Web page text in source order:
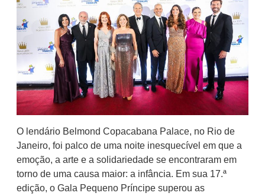
O lendário Belmond Copacabana Palace, no Rio de
Janeiro, foi palco de uma noite inesquecível em que a
emoção, a arte e a solidariedade se encontraram em
torno de uma causa maior: a infância. Em sua 17.ª
edição, o Gala Pequeno Príncipe superou as